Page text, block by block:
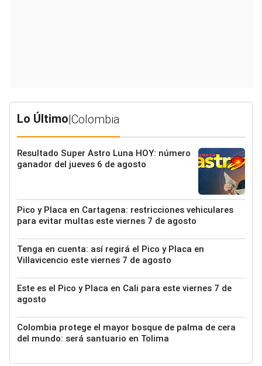
Lo Último|Colombia
Resultado Super Astro Luna HOY: número
ganador del jueves 6 de agosto
Pico y Placa en Cartagena: restricciones vehiculares
para evitar multas este viernes 7 de agosto
Tenga en cuenta: así regirá el Pico y Placa en
Villavicencio este viernes 7 de agosto
Este es el Pico y Placa en Cali para este viernes 7 de
agosto
Colombia protege el mayor bosque de palma de cera
del mundo: será santuario en Tolima